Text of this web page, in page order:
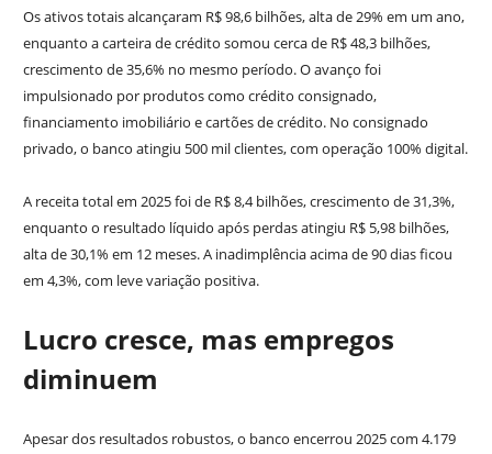
Os ativos totais alcançaram R$ 98,6 bilhões, alta de 29% em um ano,
enquanto a carteira de crédito somou cerca de R$ 48,3 bilhões,
crescimento de 35,6% no mesmo período. O avanço foi
impulsionado por produtos como crédito consignado,
financiamento imobiliário e cartões de crédito. No consignado
privado, o banco atingiu 500 mil clientes, com operação 100% digital.
A receita total em 2025 foi de R$ 8,4 bilhões, crescimento de 31,3%,
enquanto o resultado líquido após perdas atingiu R$ 5,98 bilhões,
alta de 30,1% em 12 meses. A inadimplência acima de 90 dias ficou
em 4,3%, com leve variação positiva.
Lucro cresce, mas empregos
diminuem
Apesar dos resultados robustos, o banco encerrou 2025 com 4.179